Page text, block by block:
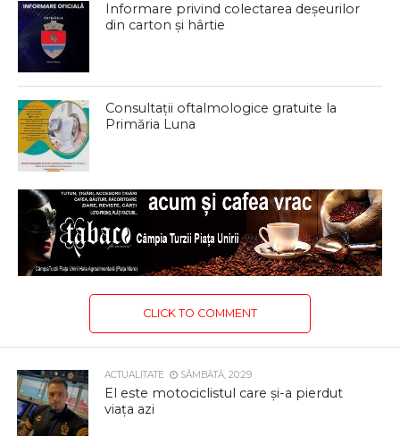
Informare privind colectarea deșeurilor
din carton și hârtie
Consultații oftalmologice gratuite la
Primăria Luna
CLICK TO COMMENT
ACTUALITATE SÂMBĂTĂ, 20:29
El este motociclistul care și-a pierdut
viața azi